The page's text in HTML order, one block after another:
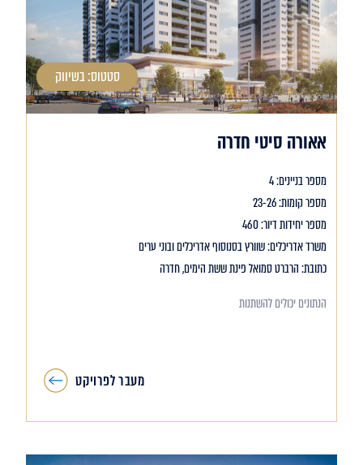
סטטוס: בשיווק
אאורה סיטי חדרה
מספר בניינים: 4
מספר קומות: 23-26
מספר יחידות דיור: 460
משרד אדריכלים: שוורץ בסנוסוף אדריכלים ובוני ערים
כתובת: הרברט סמואל פינת ששת הימים, חדרה
הנתונים יכולים להשתנות
מעבר לפרויקט